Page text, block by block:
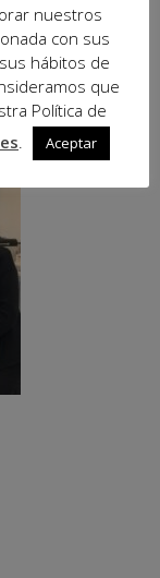
valorada
participado. No
a sortear otra
nuestros
con sus
hábitos de
que
Política de
Aceptar